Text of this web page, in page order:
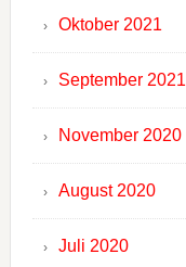
Oktober 2021
September 2021
November 2020
August 2020
Juli 2020